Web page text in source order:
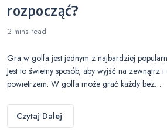
rozpocząć?
2 mins read
Gra w golfa jest jednym z najbardziej
Jest to świetny sposób, aby wyjść na zewnątrz
powietrzem. W golfa może grać każdy bez…
Czytaj Dalej